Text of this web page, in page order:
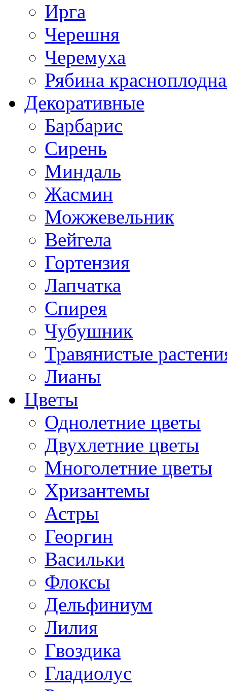
Ирга
Черешня
Черемуха
Рябина
Декоративные
Барбарис
Сирень
Миндаль
Жасмин
Можжевельник
Вейгела
Гортензия
Лапчатка
Спирея
Чубушник
Травянистые
Лианы
Цветы
Однолетние цветы
Двухлетние цветы
Многолетние цветы
Хризантемы
Астры
Георгин
Васильки
Флоксы
Дельфиниум
Лилия
Гвоздика
Гладиолус